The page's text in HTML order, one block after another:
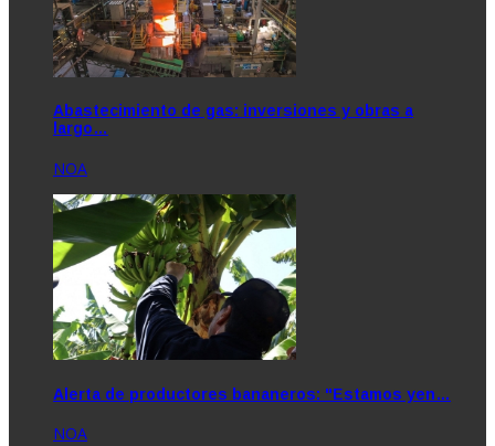
Abastecimiento de gas: inversiones y obras a
largo…
NOA
Alerta de productores bananeros: "Estamos yen…
NOA